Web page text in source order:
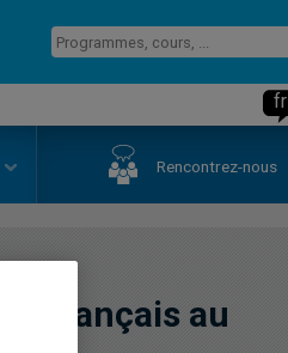
fr
Rencontrez-nous
français au